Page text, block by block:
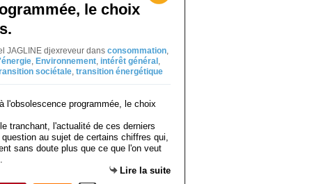
le choix
JAGLINE djexreveur dans consommation,
, Environnement, intérêt général ,
sociétale, transition énergétique
tranchant, l'actualité de ces derniers
au sujet de certains chiffres qui,
sans doute plus que ce que l'on veut
Lire la suite